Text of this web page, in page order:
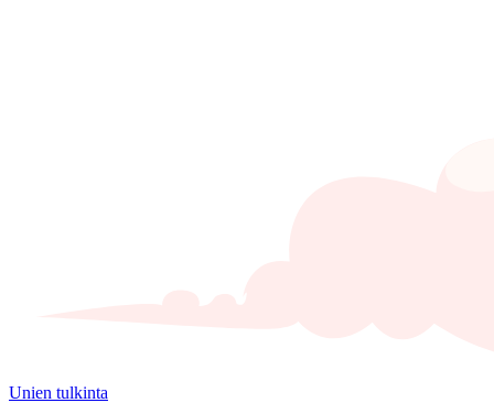
Unien tulkinta